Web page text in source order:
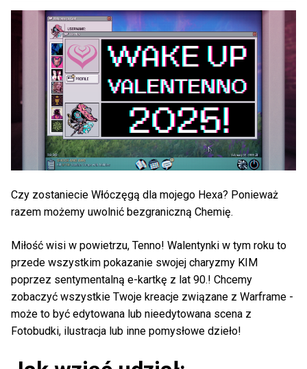
Czy zostaniecie Włóczęgą dla mojego Hexa? Ponieważ
razem możemy uwolnić bezgraniczną Chemię.
Miłość wisi w powietrzu, Tenno! Walentynki w tym roku to
przede wszystkim pokazanie swojej charyzmy KIM
poprzez sentymentalną e-kartkę z lat 90.! Chcemy
zobaczyć wszystkie Twoje kreacje związane z Warframe -
może to być edytowana lub nieedytowana scena z
Fotobudki, ilustracja lub inne pomysłowe dzieło!